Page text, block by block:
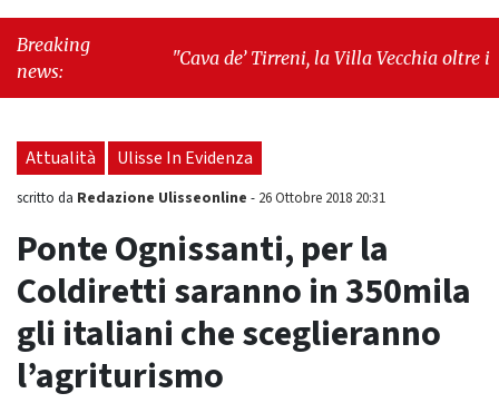
Breaking
news:
"Cava de’ Tirreni, la Villa Vecchia oltre i
seduta consiliare: “Serve chiarezza!”"
Attualità Ulisse In Evidenza
scritto da Redazione Ulisseonline - 26 Ottobre 2018 20:31
Ponte Ognissanti, per la
Coldiretti saranno in 350mila
gli italiani che sceglieranno
l’agriturismo